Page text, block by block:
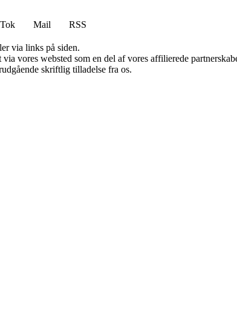
Mail
RSS
via links på siden.
vores websted som en del af vores affilierede
skriftlig tilladelse fra os.